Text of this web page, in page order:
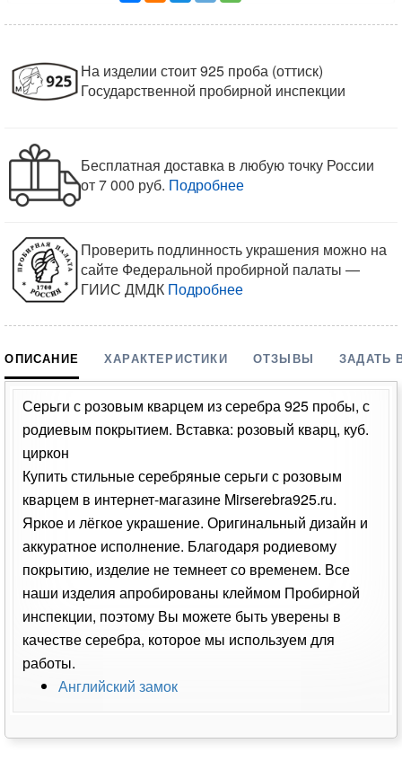
На изделии стоит 925 проба (оттиск)
Государственной пробирной инспекции
Бесплатная доставка в любую точку России
от 7 000 руб. Подробнее
Проверить подлинность украшения можно на
сайте Федеральной пробирной палаты —
ГИИС ДМДК Подробнее
ОПИСАНИЕ ХАРАКТЕРИСТИКИ ОТЗЫВЫ ЗАДАТЬ
Серьги с розовым кварцем из серебра 925 пробы, с
родиевым покрытием. Вставка: розовый кварц, куб.
циркон
Купить стильные серебряные серьги с розовым
кварцем в интернет-магазине Mirserebra925.ru.
Яркое и лёгкое украшение. Оригинальный дизайн и
аккуратное исполнение. Благодаря родиевому
покрытию, изделие не темнеет со временем. Все
наши изделия апробированы клеймом Пробирной
инспекции, поэтому Вы можете быть уверены в
качестве серебра, которое мы используем для
работы.
Английский замок